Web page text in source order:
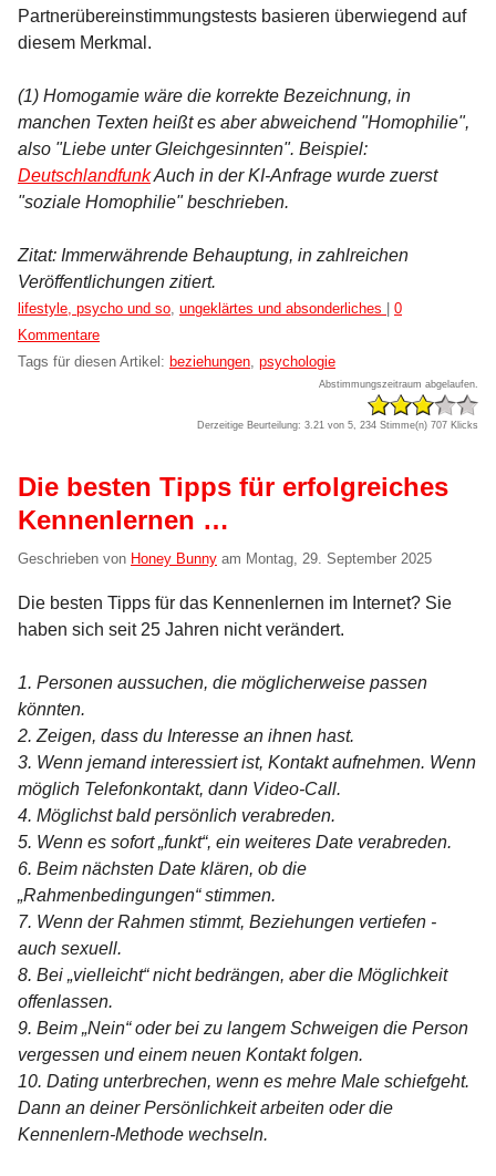
Partnerübereinstimmungstests basieren überwiegend auf
diesem Merkmal.
(1) Homogamie wäre die korrekte Bezeichnung, in
manchen Texten heißt es aber abweichend "Homophilie",
also "Liebe unter Gleichgesinnten". Beispiel:
DeutschlandfunkAuch in der KI-Anfrage wurde zuerst
"soziale Homophilie" beschrieben.
Zitat: Immerwährende Behauptung, in zahlreichen
Veröffentlichungen zitiert.
Kategorien:
lifestyle, psycho und so ungeklärtes und absonderliches
0
Kommentare
Tags für diesen Artikel: beziehungen psychologie
Abstimmungszeitraum abgelaufen.
Derzeitige Beurteilung: 3.21 von 5, 234 Stimme(n) 707 Klicks
Die besten Tipps für erfolgreiches
Kennenlernen …
Geschrieben von Honey Bunny am Montag, 29. September 2025
Die besten Tipps für das Kennenlernen im Internet? Sie
haben sich seit 25 Jahren nicht verändert.
1. Personen aussuchen, die möglicherweise passen
könnten.
2. Zeigen, dass du Interesse an ihnen hast.
3. Wenn jemand interessiert ist, Kontakt aufnehmen. Wenn
möglich Telefonkontakt, dann Video-Call.
4. Möglichst bald persönlich verabreden.
5. Wenn es sofort „funkt“, ein weiteres Date verabreden.
6. Beim nächsten Date klären, ob die
„Rahmenbedingungen“ stimmen.
7. Wenn der Rahmen stimmt, Beziehungen vertiefen -
auch sexuell.
8. Bei „vielleicht“ nicht bedrängen, aber die Möglichkeit
offenlassen.
9. Beim „Nein“ oder bei zu langem Schweigen die Person
vergessen und einem neuen Kontakt folgen.
10. Dating unterbrechen, wenn es mehre Male schiefgeht.
Dann an deiner Persönlichkeit arbeiten oder die
Kennenlern-Methode wechseln.